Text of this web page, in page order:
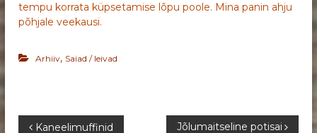
tempu korrata küpsetamise lõpu poole. Mina panin ahju
põhjale veekausi.
Arhiiv, Saiad / leivad
Kaneelimuffinid Jõlumaitseline potisai